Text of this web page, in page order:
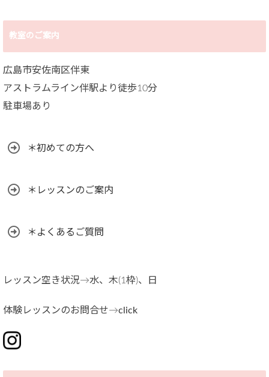
教室のご案内
広島市安佐南区伴東
アストラムライン伴駅より徒歩10分
駐車場あり
＊初めての方へ
＊レッスンのご案内
＊よくあるご質問
レッスン空き状況→水、木(1枠)、日
体験レッスンのお問合せ→click